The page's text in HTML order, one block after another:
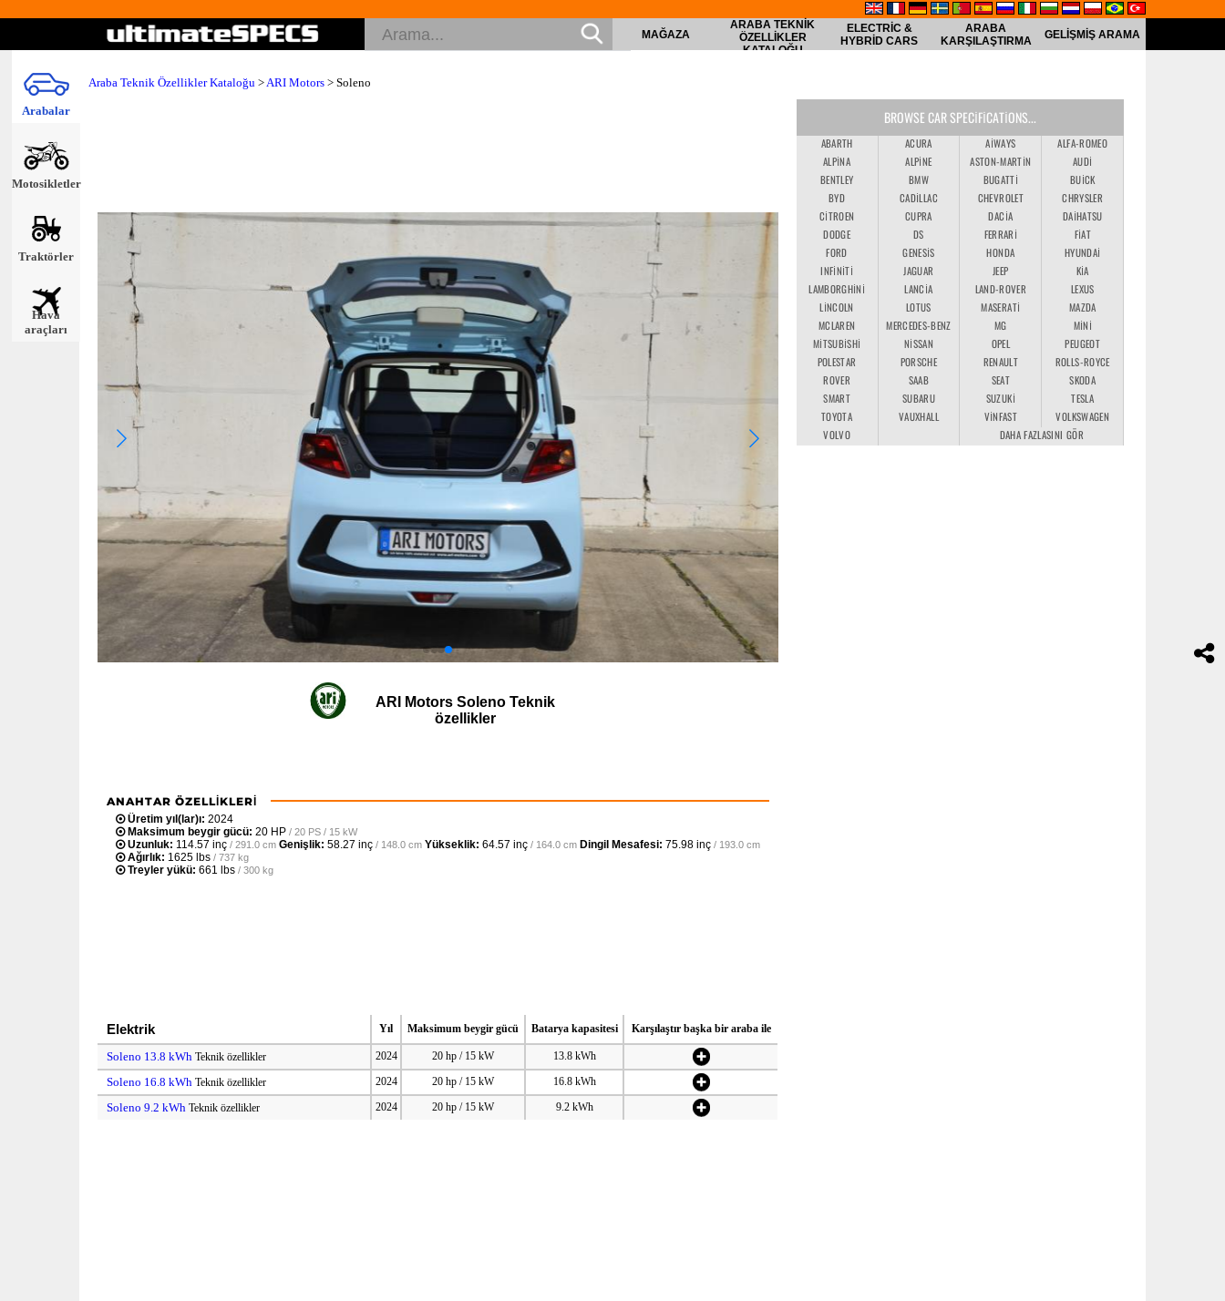
Arabalar
Motosikletler
Traktörler
Hava
araçları
MAĞAZA
ARABA TEKNIK
ÖZELLIKLER
KATALOĞU
ELECTRIC &
HYBRID CARS
ARABA
KARŞILAŞTIRMA
GELIŞMIŞ ARAMA
Araba Teknik Özellikler Kataloğu >ARI Motors > Soleno
ARI Motors Soleno Teknik
özellikler
ANAHTAR ÖZELLIKLERI
Üretim yıl(lar)ı: 2024
Maksimum beygir gücü: 20 HP / 20 PS / 15 kW
Uzunluk: 114.57 inç / 291.0 cm Genişlik: 58.27 inç / 148.0 cm Yükseklik: 64.57 inç / 164.0 cm Dingil Mesafesi: 75.98 inç / 193.0 cm
Ağırlık: 1625 lbs / 737 kg
Treyler yükü: 661 lbs / 300 kg
Elektrik Yıl Maksimum beygir gücü Batarya kapasitesi Karşılaştır başka bir araba ile
Soleno 13.8 kWh Teknik özellikler 2024 20 hp / 15 kW 13.8 kWh
Soleno 16.8 kWh Teknik özellikler 2024 20 hp / 15 kW 16.8 kWh
Soleno 9.2 kWh Teknik özellikler 2024 20 hp / 15 kW 9.2 kWh
BROWSE CAR SPECIFICATIONS...
ABARTH ACURA AIWAYS
ALFA-ROMEO
ALPINA
ALPINE ASTON-MARTIN
AUDI
BENTLEY
BMW BUGATTI
BUICK
BYD
CADILLAC CHEVROLET
CHRYSLER
CITROEN
CUPRA DACIA
DAIHATSU
DODGE
DS FERRARI
FIAT
FORD
GENESIS HONDA
HYUNDAI
INFINITI
JAGUAR JEEP
KIA
LAMBORGHINI
LANCIA LAND-ROVER
LEXUS
LINCOLN
LOTUS MASERATI
MAZDA
MCLAREN
MERCEDES-BENZ MG
MINI
MITSUBISHI
NISSAN OPEL
PEUGEOT
POLESTAR
PORSCHE RENAULT
ROLLS-ROYCE
ROVER
SAAB SEAT
SKODA
SMART
SUBARU SUZUKI
TESLA
TOYOTA
VAUXHALL VINFAST
VOLKSWAGEN
VOLVO
DAHA FAZLASINI GÖR